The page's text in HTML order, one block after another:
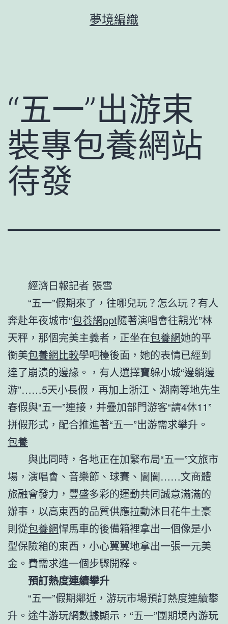
夢境編織
“五一”出游束
裝專包養網站
待發
經濟日報記者 張雪
“五一”假期來了，往哪兒玩？怎么玩？有人
奔赴年夜城市“包養網ppt隨著演唱會往觀光”林
天秤，那個完美主義者，正坐在包養網她的平
衡美包養網比較學吧檯後面，她的表情已經到
達了崩潰的邊緣。，有人選擇寶躲小城“邊躺邊
游”……5天小長假，再加上浙江、湖南等地先生
春假與“五一”連接，并疊加部門游客“請4休11”
拼假形式，配合推進著“五一”出游需求攀升。
包養
與此同時，各地正在加緊布局“五一”文旅市
場，演唱會、音樂節、球賽、闤闠……文商體
旅融會發力，豐盛多彩的運動共同誠意滿滿的
辦事，以高東西的品質供應拉動沐日花牛土豪
則從包養網悍馬車的後備箱裡拿出一個像是小
型保險箱的東西，小心翼翼地拿出一張一元美
金。費需求進一個步驟開釋。
預訂熱度連續攀升
“五一”假期鄰近，游玩市場預訂熱度連續攀
升。途牛游玩網數據顯示，“五一”團期境內游玩